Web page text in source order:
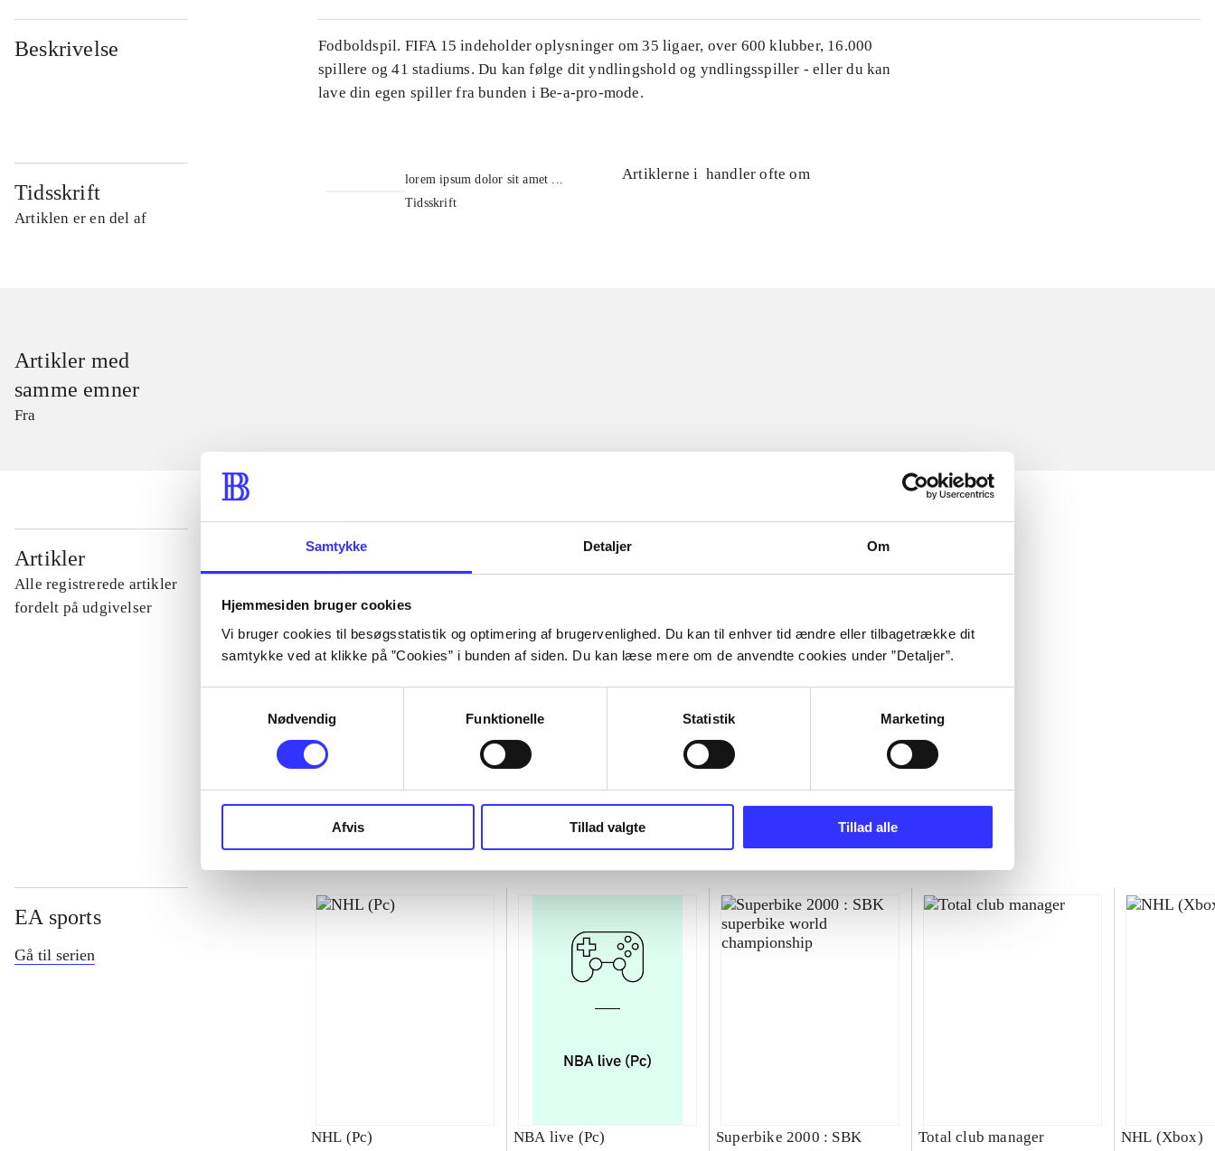
Samtykke Detaljer Om
Hjemmesiden bruger cookies
Vi bruger cookies til besøgsstatistik og optimering af brugervenlighed. Du kan til enhver tid ændre eller tilbagetrække dit
samtykke ved at klikke på ”Cookies” i bunden af siden. Du kan læse mere om de anvendte cookies under ”Detaljer”.
Nødvendig
Funktionelle Statistik Marketing
Afvis Tillad valgte Tillad alle
Beskrivelse
Fodboldspil. FIFA 15 indeholder oplysninger om 35 ligaer, over 600 klubber, 16.000
spillere og 41 stadiums. Du kan følge dit yndlingshold og yndlingsspiller - eller du kan
lave din egen spiller fra bunden i Be-a-pro-mode.
Tidsskrift
Artiklen er en del af
lorem ipsum dolor sit amet ...
Tidsskrift
Artiklerne i handler ofte om
Artikler med
samme emner
Fra
Artikler
Alle registrerede artikler
fordelt på udgivelser
...
...
...
...
EA sports
Gå til serien
NHL (Pc) NBA live (Pc)
Superbike 2000 : SBK
Total club manager NHL (Xbox)